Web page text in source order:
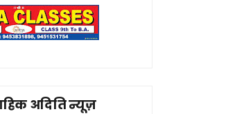
अदिति न्यूज़